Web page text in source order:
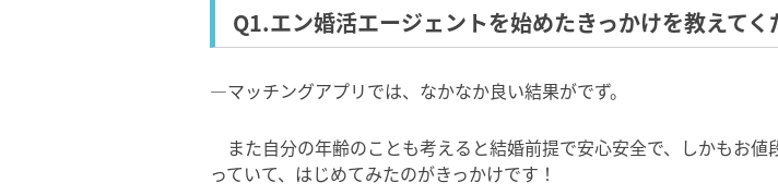
Q1.エン婚活エージェントを始めたきっかけを教えてく
―マッチングアプリでは、なかなか良い結果がでず。
また自分の年齢のことも考えると結婚前提で安心安全で、しかもお
っていて、はじめてみたのがきっかけです！